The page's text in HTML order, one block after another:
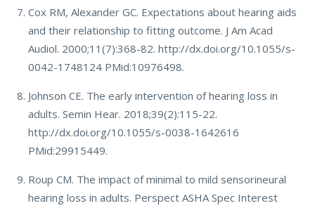
Cox RM, Alexander GC. Expectations about hearing aids
and their relationship to fitting outcome. J Am Acad
Audiol. 2000;11(7):368-82. http://dx.doi.org/10.1055/s-
0042-1748124 PMid:10976498.
Johnson CE. The early intervention of hearing loss in
adults. Semin Hear. 2018;39(2):115-22.
http://dx.doi.org/10.1055/s-0038-1642616
PMid:29915449.
Roup CM. The impact of minimal to mild sensorineural
hearing loss in adults. Perspect ASHA Spec Interest